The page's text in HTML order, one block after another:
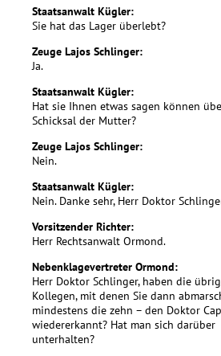
Staatsanwalt Kügler:
Sie hat das Lager überlebt?
Zeuge Lajos Schlinger:
Ja.
Staatsanwalt Kügler:
Hat sie Ihnen etwas sagen können
Schicksal der Mutter?
Zeuge Lajos Schlinger:
Nein.
Staatsanwalt Kügler:
Nein. Danke sehr, Herr Doktor
Vorsitzender Richter:
Herr Rechtsanwalt Ormond.
Nebenklagevertreter Ormond:
Herr Doktor Schlinger, haben die
Kollegen, mit denen Sie dann
mindestens die zehn – den Doktor
wiedererkannt? Hat man sich darüber
unterhalten?